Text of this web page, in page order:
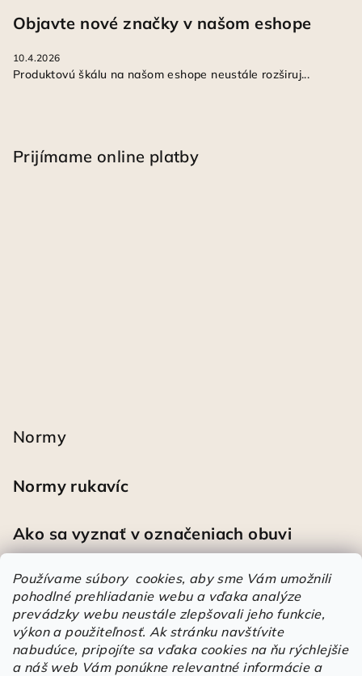
Používame súbory cookies, aby sme Vám umožnili
pohodlné prehliadanie webu a vďaka analýze
prevádzky webu neustále zlepšovali jeho funkcie,
výkon a použiteľnosť. Ak stránku navštívite
nabudúce, pripojíte sa vďaka cookies na ňu rýchlejšie
a náš web Vám ponúkne relevantné informácie a
Objavte nové značky v našom eshope
10.4.2026
Produktovú škálu na našom eshope neustále rozširuj...
Prijímame online platby
Normy
Normy rukavíc
Ako sa vyznať v označeniach obuvi
Heureka
Športové pracovné poltopánky PRESTIGE CLASSIC biele
|